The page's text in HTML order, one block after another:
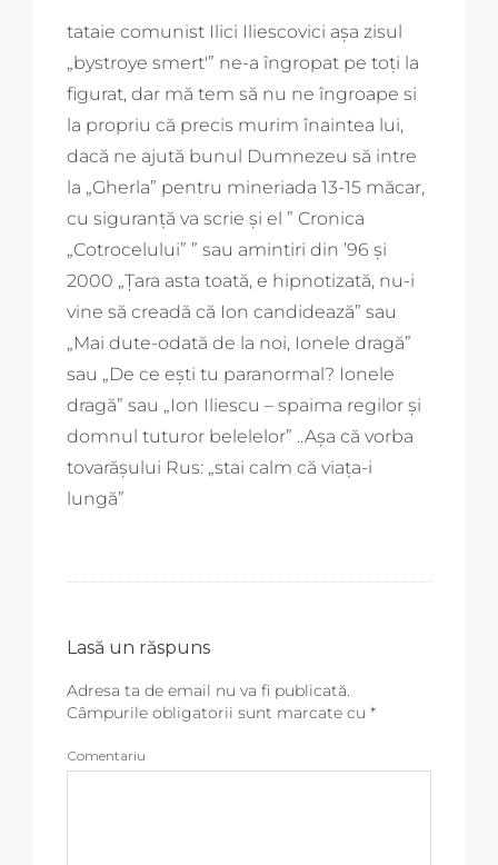
tataie comunist Ilici Iliescovici așa zisul
„bystroye smert'” ne-a îngropat pe toți la
figurat, dar mă tem să nu ne îngroape si
la propriu că precis murim înaintea lui,
dacă ne ajută bunul Dumnezeu să intre
la „Gherla” pentru mineriada 13-15 măcar,
cu siguranță va scrie și el ” Cronica
„Cotrocelului” ” sau amintiri din ’96 și
2000 „Țara asta toată, e hipnotizată, nu-i
vine să creadă că Ion candidează” sau
„Mai dute-odată de la noi, Ionele dragă”
sau „De ce ești tu paranormal? Ionele
dragă” sau „Ion Iliescu – spaima regilor și
domnul tuturor belelelor” ..Așa că vorba
tovarășului Rus: „stai calm că viața-i
lungă”
Lasă un răspuns
Adresa ta de email nu va fi publicată.
Câmpurile obligatorii sunt marcate cu *
Comentariu